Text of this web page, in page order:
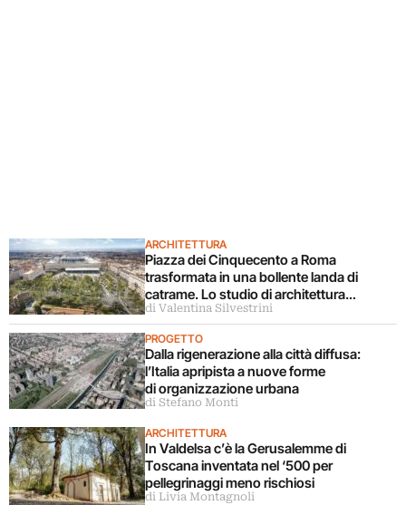
ARCHITETTURA
Piazza dei Cinquecento a Roma
trasformata in una bollente landa di
catrame. Lo studio di architettura
disconosce il progetto
di Valentina Silvestrini
PROGETTO
Dalla rigenerazione alla città diffusa:
l’Italia apripista a nuove forme
di organizzazione urbana
di Stefano Monti
ARCHITETTURA
In Valdelsa c’è la Gerusalemme di
Toscana inventata nel ‘500 per
pellegrinaggi meno rischiosi
di Livia Montagnoli